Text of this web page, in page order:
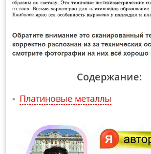
Содержание:
Платиновые металлы